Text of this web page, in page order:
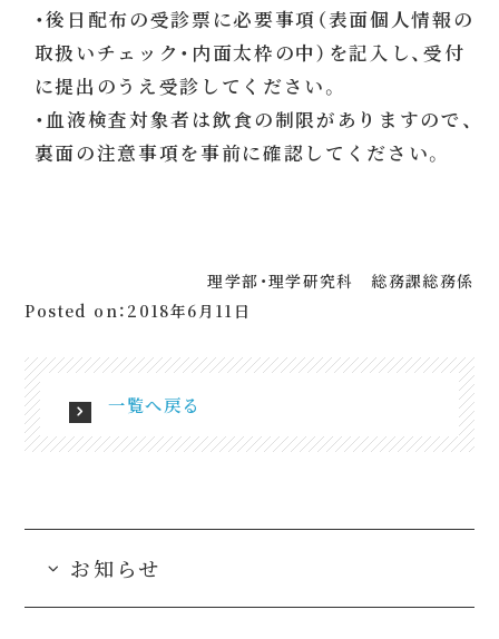
・後日配布の受診票に必要事項（表面個人情報の
取扱いチェック・内面太枠の中）を記入し、受付
に提出のうえ受診してください。
・血液検査対象者は飲食の制限がありますので、
裏面の注意事項を事前に確認してください。
理学部・理学研究科 総務課総務係
Posted on：2018年6月11日
一覧へ戻る
お知らせ